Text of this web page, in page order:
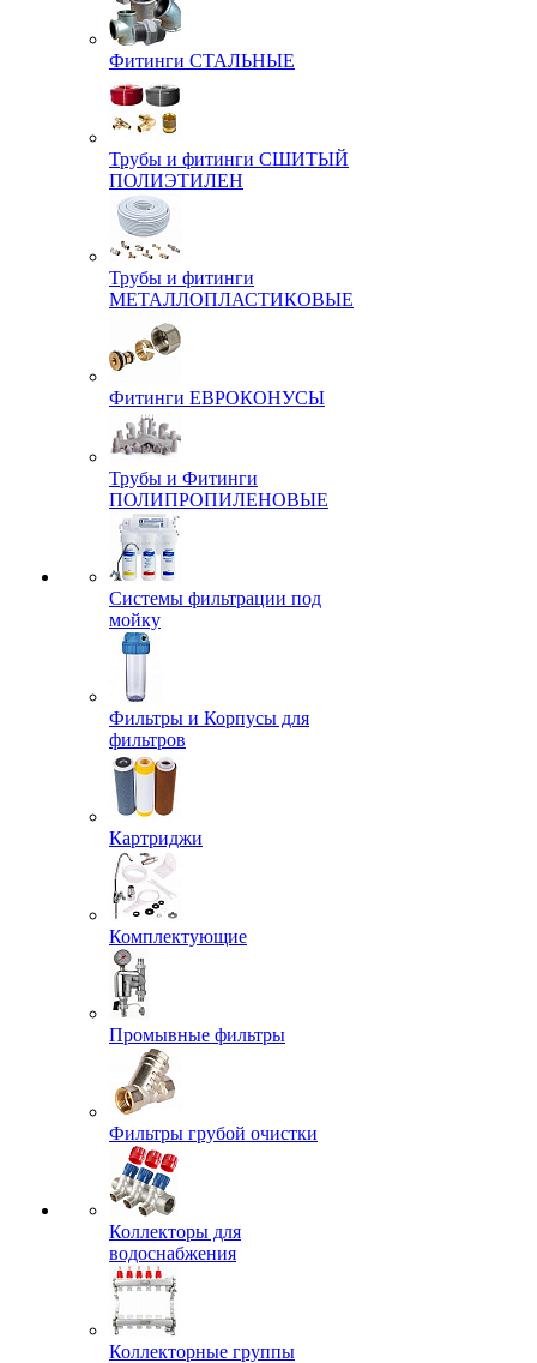
Фитинги СТАЛЬНЫЕ
Трубы и фитинги СШИТЫЙ
ПОЛИЭТИЛЕН
Трубы и фитинги
МЕТАЛЛОПЛАСТИКОВЫЕ
Фитинги ЕВРОКОНУСЫ
Трубы и Фитинги
ПОЛИПРОПИЛЕНОВЫЕ
Системы фильтрации под
мойку
Фильтры и Корпусы для
фильтров
Картриджи
Комплектующие
Промывные фильтры
Фильтры грубой очистки
Коллекторы для
водоснабжения
Коллекторные группы